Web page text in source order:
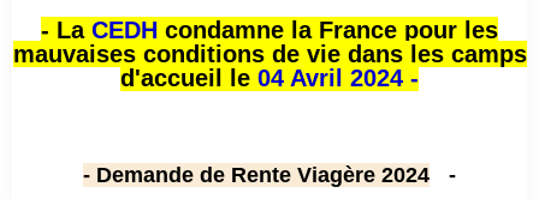
- La CEDH condamne la France pour les
mauvaises conditions de vie dans les camps
d'accueil le 04 Avril 2024 -
- Demande de Rente Viagère 2024 -